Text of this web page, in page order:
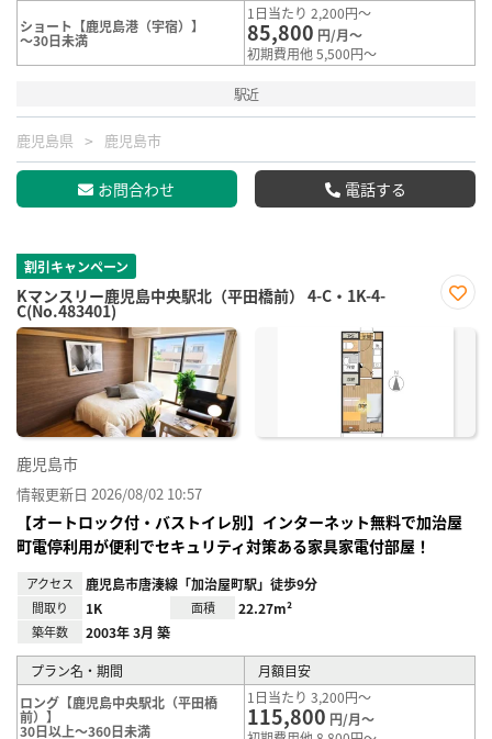
ショート【鹿児島港（宇宿）】
～30日未満
1日当たり 2,200円～
85,800 円/月～
初期費用他 5,500円～
駅近
鹿児島県 鹿児島市
お問合わせ 電話する
割引キャンペーン
Kマンスリー鹿児島中央駅北（平田橋前） 4-C・1K-4-
C(No.483401)
に入
鹿児島市
情報更新日 2026/08/02 10:57
【オートロック付・バストイレ別】インターネット無料で加治屋
町電停利用が便利でセキュリティ対策ある家具家電付部屋！
アクセス 鹿児島市唐湊線「加治屋町駅」徒歩9分
間取り 1K 面積 22.27m²
築年数 2003年 3月 築
プラン名・期間
月額目安
ロング【鹿児島中央駅北（平田橋
前）】
30日以上～360日未満
1日当たり 3,200円～
115,800 円/月～